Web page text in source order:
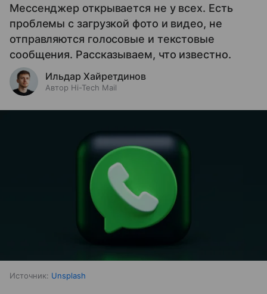
Мессенджер открывается не у всех. Есть
проблемы с загрузкой фото и видео, не
отправляются голосовые и текстовые
сообщения. Рассказываем, что известно.
Ильдар Хайретдинов
Автор Hi-Tech Mail
Источник: Unsplash